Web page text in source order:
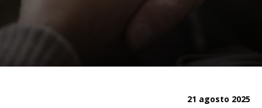
21 agosto 2025